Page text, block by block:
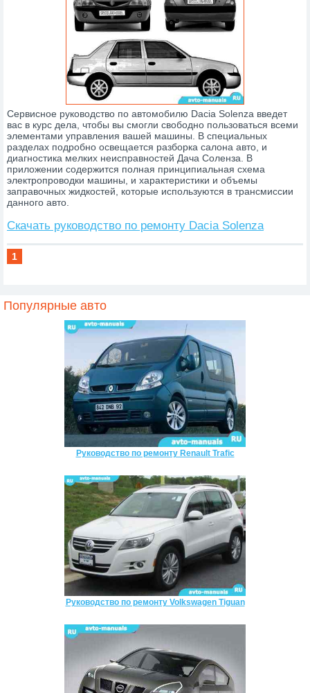
Сервисное руководство по автомобилю Dacia Solenza введет
вас в курс дела, чтобы вы смогли свободно пользоваться всеми
элементами управления вашей машины. В специальных
разделах подробно освещается разборка салона авто, и
диагностика мелких неисправностей Дача Соленза. В
приложении содержится полная принципиальная схема
электропроводки машины, и характеристики и объемы
заправочных жидкостей, которые используются в трансмиссии
данного авто.
Скачать руководство по ремонту Dacia Solenza
1
Популярные авто
Руководство по ремонту Renault Trafic
Руководство по ремонту Volkswagen Tiguan